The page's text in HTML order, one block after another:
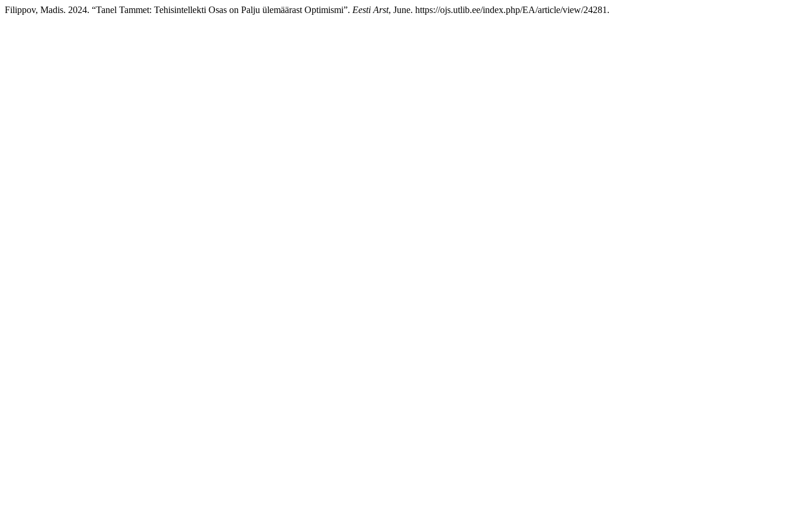
Filippov, Madis. 2024. “Tanel Tammet: Tehisintellekti Osas on Palju ülemäärast Optimismi”. Eesti Arst, June. https://ojs.utlib.ee/index.php/EA/article/view/24281.